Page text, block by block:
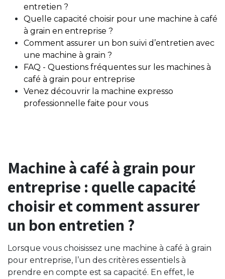
entretien ?
Quelle capacité choisir pour une machine à café
à grain en entreprise ?
Comment assurer un bon suivi d’entretien avec
une machine à grain ?
FAQ - Questions fréquentes sur les machines à
café à grain pour entreprise
Venez découvrir la machine expresso
professionnelle faite pour vous
Machine à café à grain pour
entreprise : quelle capacité
choisir et comment assurer
un bon entretien ?
Lorsque vous choisissez une machine à café à grain
pour entreprise, l’un des critères essentiels à
prendre en compte est sa capacité. En effet, le